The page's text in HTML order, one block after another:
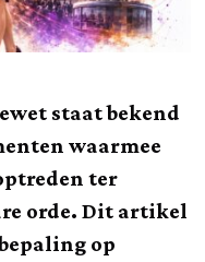
staat bekend
waarmee
ter
orde. Dit artikel
op